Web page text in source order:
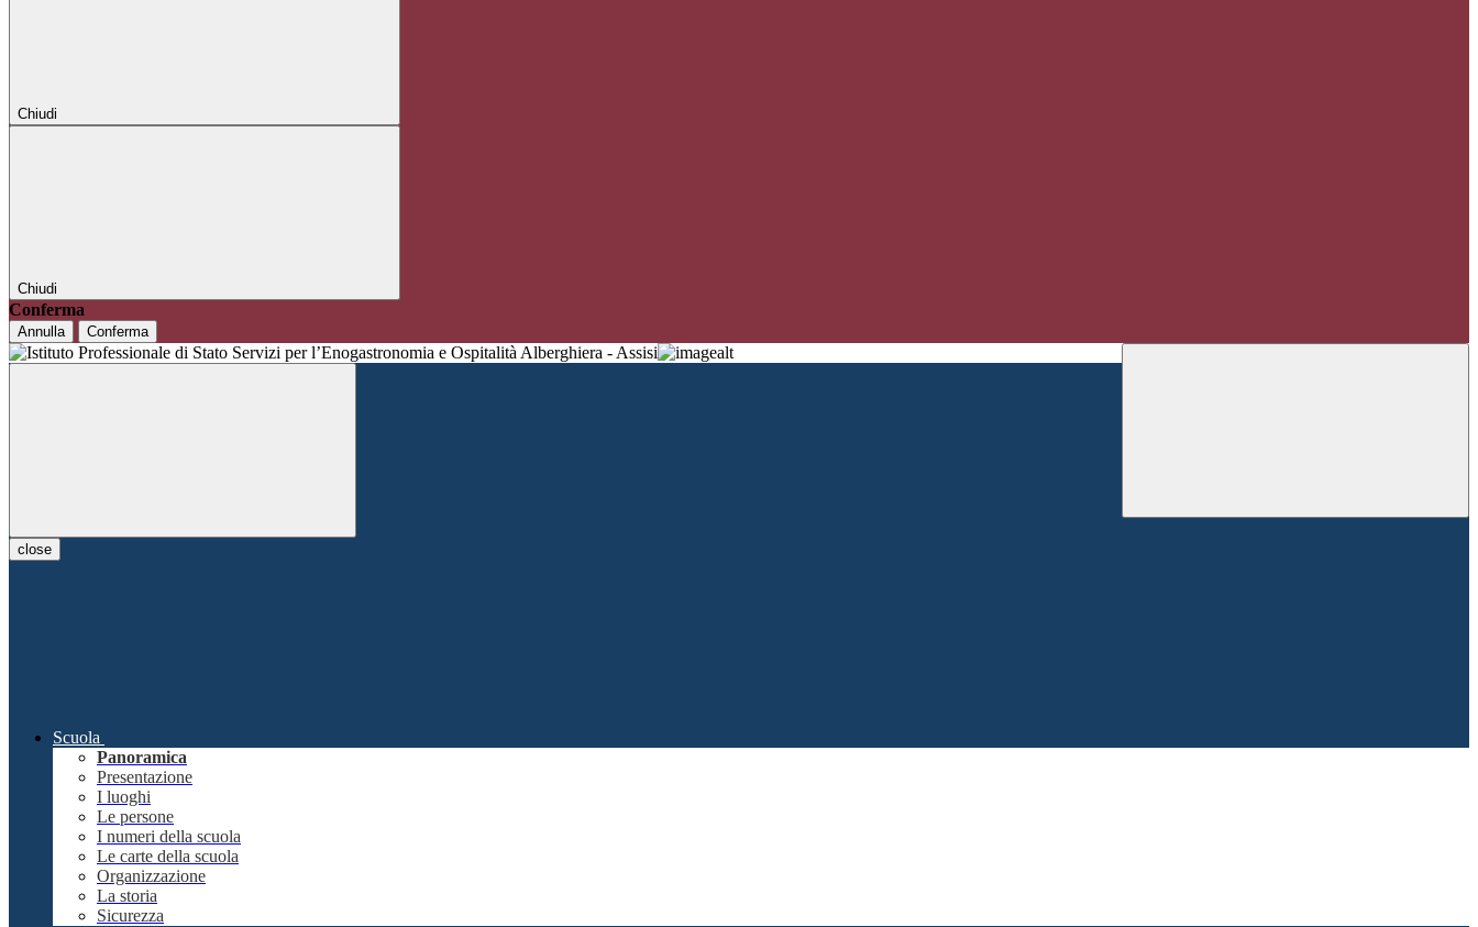
Chiudi
Chiudi
Conferma
Annulla Conferma
close
Scuola
Panoramica
Presentazione
I luoghi
Le persone
I numeri della scuola
Le carte della scuola
Organizzazione
La storia
Sicurezza